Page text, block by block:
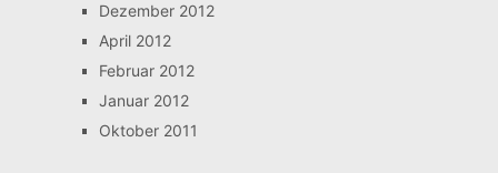
Dezember 2012
April 2012
Februar 2012
Januar 2012
Oktober 2011